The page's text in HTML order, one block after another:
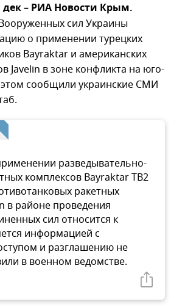
– РИА Новости Крым.
сил Украины
о применении турецких
Bayraktar и американских
Javelin в зоне конфликта на юго-
сообщили украинские СМИ
разведывательно-
комплексов Bayraktar TB2
ракетных
в районе проведения
сил относится к
информацией с
и разглашению не
в военном ведомстве.